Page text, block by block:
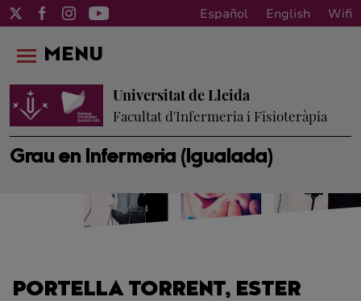
Español English Wifi
Grau en Infermeria (Igualada)
Universitat de Lleida
Facultat d'Infermeria i Fisioteràpia
MENU
PORTELLA TORRENT, ESTER